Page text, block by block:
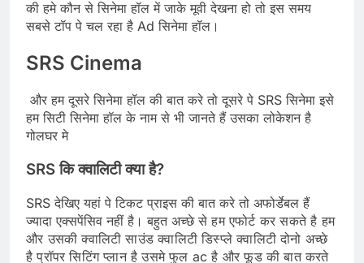
की हमे कौन से सिनेमा हॉल में जाके मूवी देखना हो तो इस समय
सबसे टॉप पे चल रहा है Ad सिनेमा हॉल।
SRS Cinema
और हम दूसरे सिनेमा हॉल की बात करे तो दूसरे पे SRS सिनेमा इसे
हम सिटी सिनेमा हॉल के नाम से भी जानते हैं उसका लोकेशन है
गोलघर मे
SRS कि क्वालिटी क्या है?
SRS देखिए यहां पे टिकट प्राइस की बात करे तो अफोर्डेबल हैं
ज्यादा एक्सपेंसिव नहीं है। बहुतअच्छे से हम एफोर्ट कर सकते है हम
और उसकी क्वालिटी साउंड क्वालिटी डिस्प्ले क्वालिटी दोनो अच्छे
है प्रॉपर सिटिंग प्लान है उसमे फुल ac है और फूड की बात करते